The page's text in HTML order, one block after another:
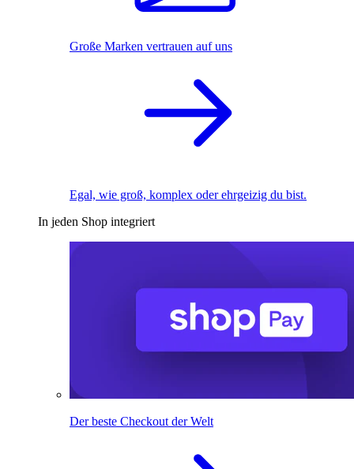
Große Marken vertrauen auf uns
Egal, wie groß, komplex oder ehrgeizig du bist.
In jeden Shop integriert
Der beste Checkout der Welt